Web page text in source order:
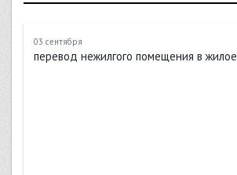
03 сентября
перевод нежилгого помещения в жилое